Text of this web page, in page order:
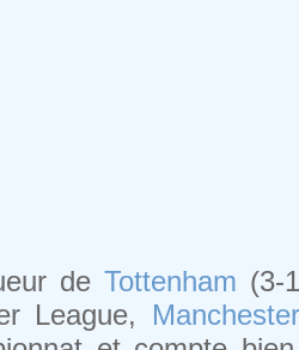
deTottenham (3-
League,